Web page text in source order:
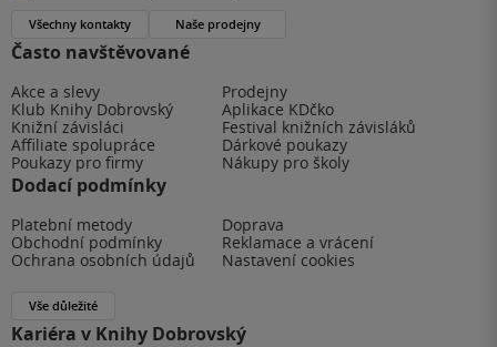
Často navštěvované
Akce a slevy
Prodejny
Klub Knihy Dobrovský
Aplikace KDčko
Knižní závisláci
Festival knižních závisláků
Affiliate spolupráce
Dárkové poukazy
Poukazy pro firmy
Nákupy pro školy
Dodací podmínky
Platební metody
Doprava
Obchodní podmínky
Reklamace a vrácení
Ochrana osobních údajů
Nastavení cookies
Vše důležité
Kariéra v Knihy Dobrovský
Všechny kontakty Naše prodejny